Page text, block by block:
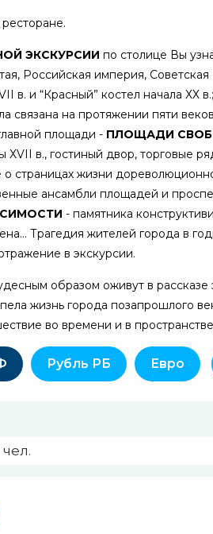
ЭКСКУРСИИ по столице Вы
Российская империя,
в. и “Красный” костел начала
связана на протяжении пяти
площади - ПЛОЩАДИ
в., гостиный двор, торговые
страницах жизни
ансамбли площадей и
- памятника
Трагедия жителей города в
в экскурсии.
образом оживут в
жизнь города позапрошлого
во времени и в
Рубль РБ Евро